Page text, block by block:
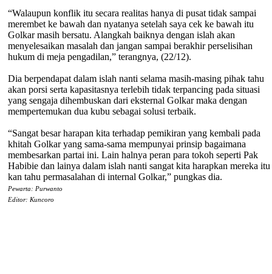
“Walaupun konflik itu secara realitas hanya di pusat tidak sampai
merembet ke bawah dan nyatanya setelah saya cek ke bawah itu
Golkar masih bersatu. Alangkah baiknya dengan islah akan
menyelesaikan masalah dan jangan sampai berakhir perselisihan
hukum di meja pengadilan,” terangnya, (22/12).
Dia berpendapat dalam islah nanti selama masih-masing pihak tahu
akan porsi serta kapasitasnya terlebih tidak terpancing pada situasi
yang sengaja dihembuskan dari eksternal Golkar maka dengan
mempertemukan dua kubu sebagai solusi terbaik.
“Sangat besar harapan kita terhadap pemikiran yang kembali pada
khitah Golkar yang sama-sama mempunyai prinsip bagaimana
membesarkan partai ini. Lain halnya peran para tokoh seperti Pak
Habibie dan lainya dalam islah nanti sangat kita harapkan mereka itu
kan tahu permasalahan di internal Golkar,” pungkas dia.
Pewarta: Purwanto
Editor: Kuncoro